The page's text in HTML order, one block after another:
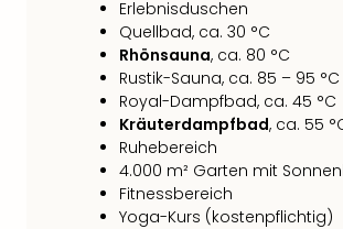
Erlebnisduschen
Quellbad, ca. 30 °C
Rhönsauna, ca. 80 °C
Rustik-Sauna, ca. 85 – 95 °C
Royal-Dampfbad, ca. 45 °C
Kräuterdampfbad, ca. 55
Ruhebereich
4.000 m² Garten mit
Fitnessbereich
Yoga-Kurs (kostenpflichtig)